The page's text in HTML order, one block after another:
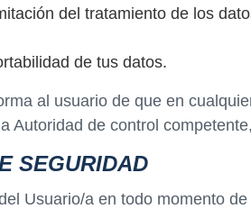
del tratamiento de los
de tus datos.
al usuario de que en
Autoridad de control
SEGURIDAD
Usuario/a en todo momento